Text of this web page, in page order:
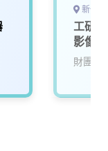
新竹
工研
影像
財團法